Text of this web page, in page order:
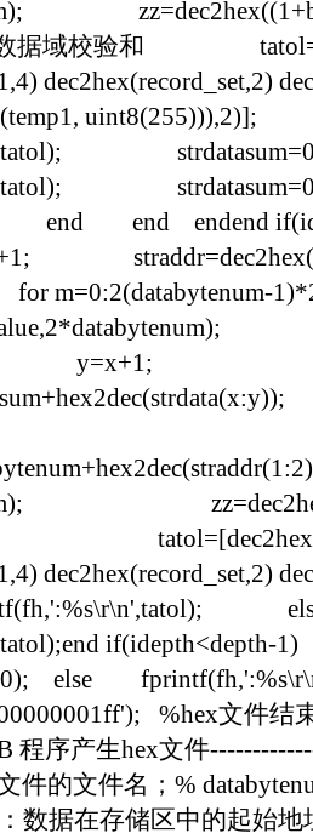
数据域校验和
dec2hex(record_set,2)
end end endend
dec2hex(record_set,2)
else
%hex文
程序产生hex文件
件的文件名；%
数据在存储区中的起始地